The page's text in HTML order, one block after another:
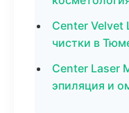
Center
чистки в
Center Laser
эпиляция и